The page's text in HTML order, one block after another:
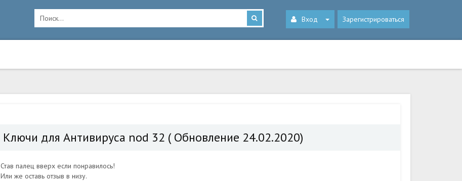
Вход Зарегистрироваться
Ключи для Антивируса nod 32 ( Обновление 24.02.2020)
Став палец вверх если понравилось!
Или же оставь отзыв в низу.